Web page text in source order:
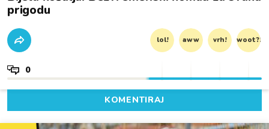
prigodu
lol! aww vrh! woot?!
0
KOMENTIRAJ